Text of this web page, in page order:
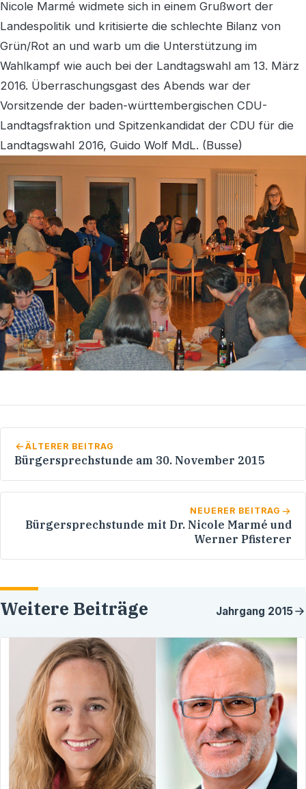
Nicole Marmé widmete sich in einem Grußwort der
Landespolitik und kritisierte die schlechte Bilanz von
Grün/Rot an und warb um die Unterstützung im
Wahlkampf wie auch bei der Landtagswahl am 13. März
2016. Überraschungsgast des Abends war der
Vorsitzende der baden-württembergischen CDU-
Landtagsfraktion und Spitzenkandidat der CDU für die
Landtagswahl 2016, Guido Wolf MdL. (Busse)
ÄLTERER BEITRAG
Bürgersprechstunde am 30. November 2015
NEUERER BEITRAG
Bürgersprechstunde mit Dr. Nicole Marmé und
Werner Pfisterer
Weitere Beiträge Jahrgang 2015